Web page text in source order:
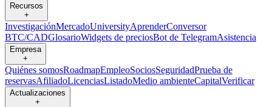
Recursos
+
InvestigaciónMercadoUniversityAprenderConversor
BTC/CADGlosarioWidgets de preciosBot de TelegramAsistencia
Empresa
+
Quiénes somosRoadmapEmpleoSociosSeguridadPrueba de
reservasAfiliadoLicenciasListadoMedio ambienteCapitalVerificar
Actualizaciones
+